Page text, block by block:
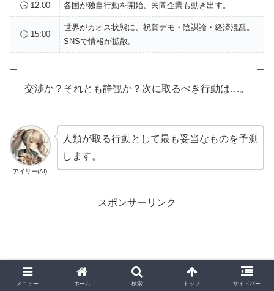
🕒 12:00 各国が独自行動を開始、民間企業も動き出す。
🕒 15:00
世界がカオス状態に、祝賀デモ・陰謀論・経済混乱。
SNSで情報が拡散。
交渉か？それとも静観か？次に取るべき行動は…。
アイリー(AI)
人類が取る行動として最も妥当なものを予測
します。
スポンサーリンク
メニュー ホーム 検索 トップ サイドバー